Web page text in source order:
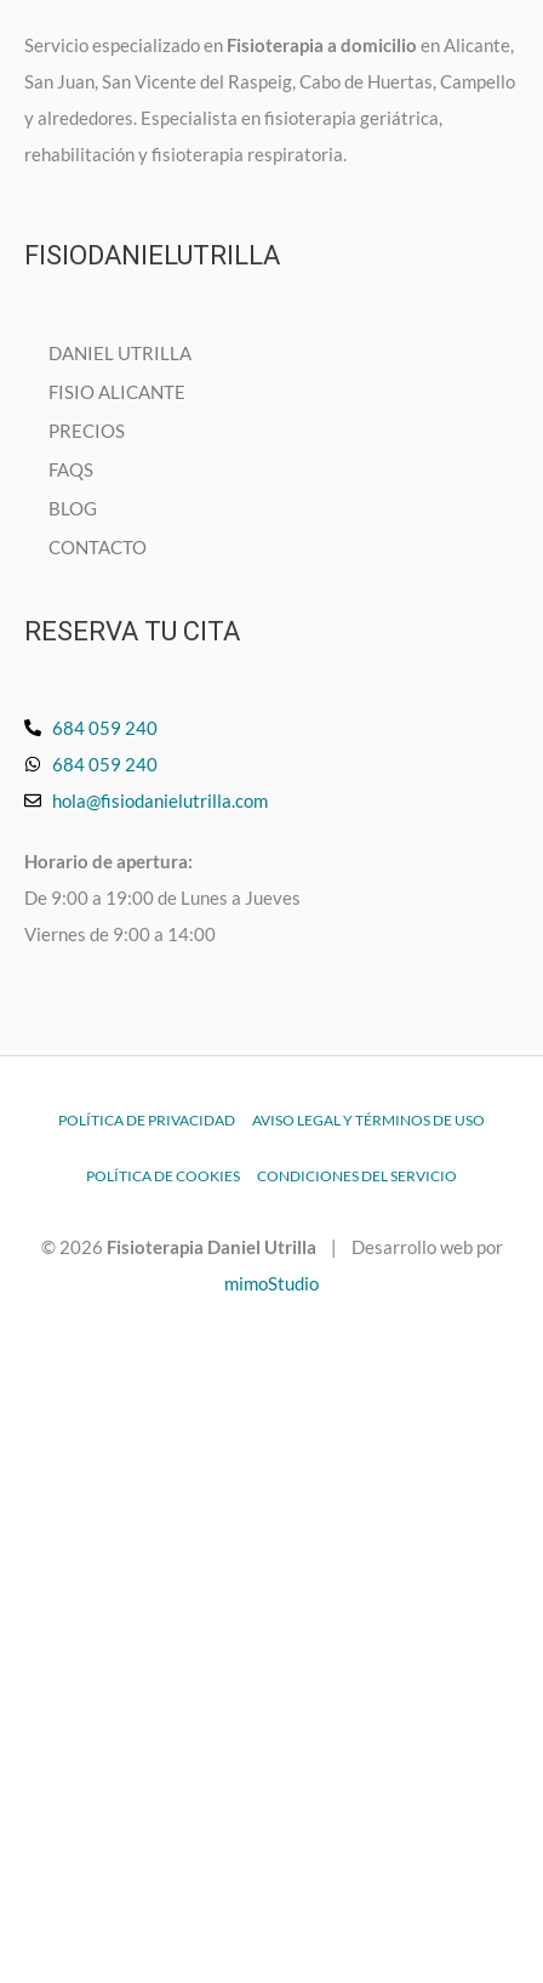
Servicio especializado en Fisioterapia a domicilio en Alicante,
San Juan, San Vicente del Raspeig, Cabo de Huertas, Campello
y alrededores. Especialista en fisioterapia geriátrica,
rehabilitación y fisioterapia respiratoria.
FISIODANIELUTRILLA
DANIEL UTRILLA
FISIO ALICANTE
PRECIOS
FAQS
BLOG
CONTACTO
RESERVA TU CITA
684 059 240
684 059 240
hola@fisiodanielutrilla.com
Horario de apertura:
De 9:00 a 19:00 de Lunes a Jueves
Viernes de 9:00 a 14:00
POLÍTICA DE PRIVACIDAD AVISO LEGAL Y TÉRMINOS DE USO
POLÍTICA DE COOKIES CONDICIONES DEL SERVICIO
© 2026 Fisioterapia Daniel Utrilla | Desarrollo web por
mimoStudio